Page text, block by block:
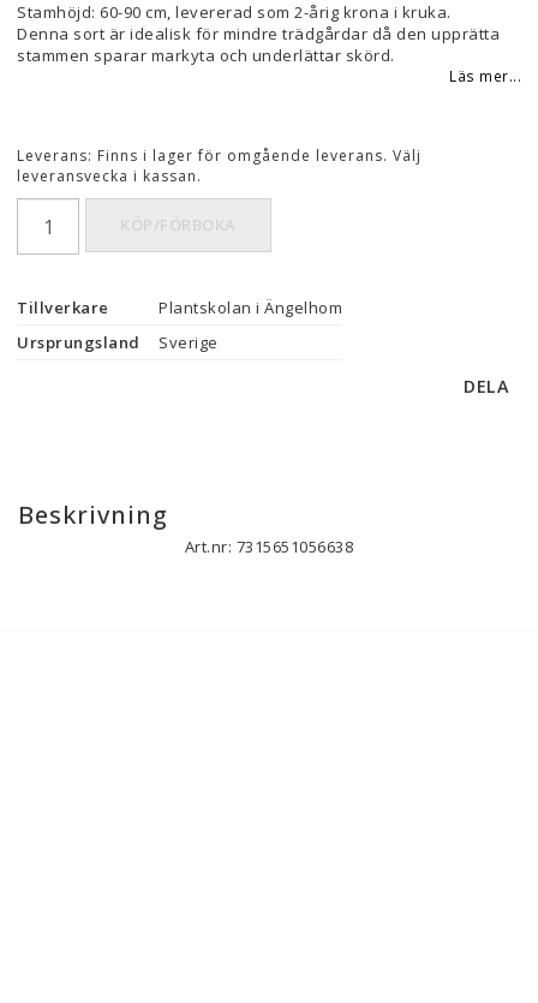
Stamhöjd: 60-90 cm, levererad som 2-årig krona i kruka.
Denna sort är idealisk för mindre trädgårdar då den upprätta
stammen sparar markyta och underlättar skörd.
Läs mer...
Leverans: Finns i lager för omgående leverans. Välj
leveransvecka i kassan.
KÖP/FÖRBOKA
Tillverkare
Plantskolan i Ängelhom
Ursprungsland
Sverige
DELA
Beskrivning
Art.nr: 7315651056638